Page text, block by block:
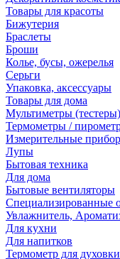
Товары для красоты
Бижутерия
Браслеты
Броши
Колье, бусы, ожерелья
Серьги
Упаковка, аксессуары
Товары для дома
Мультиметры (тестеры)
Термометры /
Измерительные
Лупы
Бытовая техника
Для дома
Бытовые вентиляторы
Специализированные
Увлажнитель,
Для кухни
Для напитков
Термометр для духовки